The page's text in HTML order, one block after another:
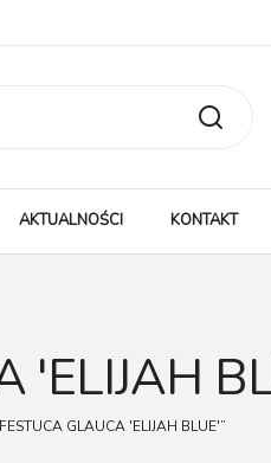
AKTUALNOŚCI KONTAKT
'ELIJAH
GLAUCA 'ELIJAH BLUE'”